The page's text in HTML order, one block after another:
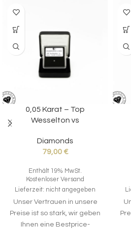
0,05 Karat – Top
Wesselton vs
Diamonds
79,00€
Enthält 19% MwSt.
Kostenloser Versand
Lieferzeit: nicht angegeben
Unser Vertrauen in unsere
Preise ist so stark, wir geben
Ihnen eine Bestprice-